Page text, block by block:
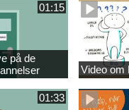
01:15
på de
Video om
01:33